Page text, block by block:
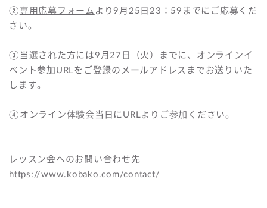
②専用応募フォーム より9月25日23：59までにご応募くだ
さい。
③当選された方には9月27日（火）までに、オンラインイ
ベント参加URLをご登録のメールアドレスまでお送りいた
します。
④オンライン体験会当日にURLよりご参加ください。
レッスン会へのお問い合わせ先
https://www.kobako.com/contact/